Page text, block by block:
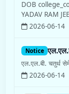
एल.एल.बी. चतुर्थ
2026-06-14
Hindi
स्नातक और
जुलाई से प्रारम्भ